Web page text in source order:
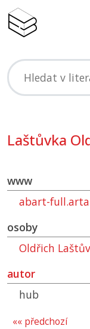
Laštůvka
www
abart-
osoby
Oldřich
autor
hub
«« předchozí